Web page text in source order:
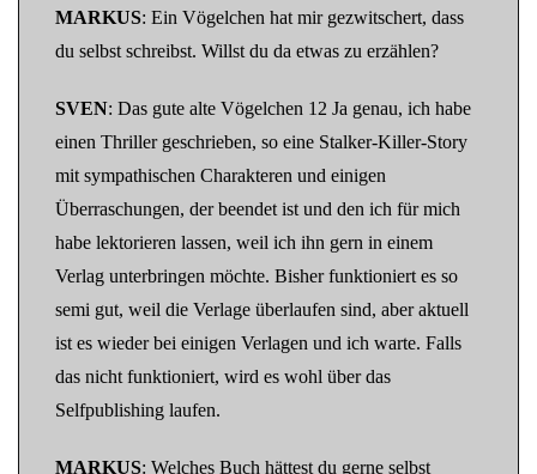
MARKUS: Ein Vögelchen hat mir gezwitschert, dass
du selbst schreibst. Willst du da etwas zu erzählen?
SVEN: Das gute alte Vögelchen 12 Ja genau, ich habe
einen Thriller geschrieben, so eine Stalker-Killer-Story
mit sympathischen Charakteren und einigen
Überraschungen, der beendet ist und den ich für mich
habe lektorieren lassen, weil ich ihn gern in einem
Verlag unterbringen möchte. Bisher funktioniert es so
semi gut, weil die Verlage überlaufen sind, aber aktuell
ist es wieder bei einigen Verlagen und ich warte. Falls
das nicht funktioniert, wird es wohl über das
Selfpublishing laufen.
MARKUS: Welches Buch hättest du gerne selbst